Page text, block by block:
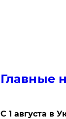
Главные
С 1 августа в